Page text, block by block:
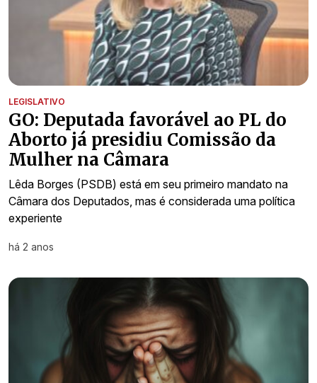
LEGISLATIVO
GO: Deputada favorável ao PL do
Aborto já presidiu Comissão da
Mulher na Câmara
Lêda Borges (PSDB) está em seu primeiro mandato na
Câmara dos Deputados, mas é considerada uma política
experiente
há 2 anos